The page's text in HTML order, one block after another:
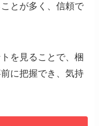
とが多く、信頼で
を見ることで、梱
に把握でき、気持